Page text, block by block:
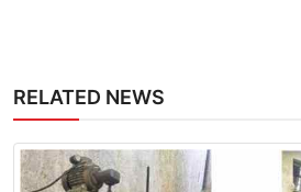
RELATED NEWS